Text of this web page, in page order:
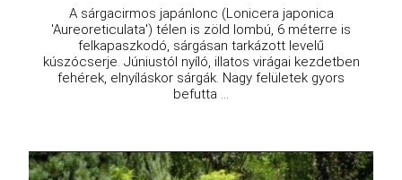
A sárgacirmos japánlonc (Lonicera japonica
'Aureoreticulata') télen is zöld lombú, 6 méterre is
felkapaszkodó, sárgásan tarkázott levelű
kúszócserje. Júniustól nyíló, illatos virágai kezdetben
fehérek, elnyíláskor sárgák. Nagy felületek gyors
befutta ...